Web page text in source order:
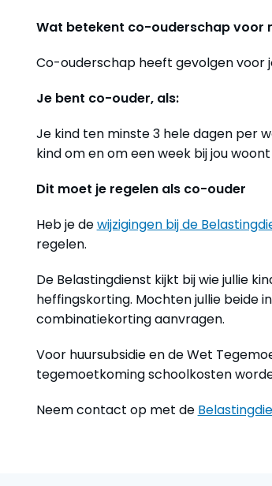
Wat betekent co-ouderschap voor
Co-ouderschap heeft gevolgen voor
Je bent co-ouder, als:
Je kind ten minste 3 hele dagen per
kind om en om een week bij jou
Dit moet je regelen als co-ouder
Heb je dewijzigingen bij de
regelen.
De Belastingdienst kijkt bij wie jullie
heffingskorting. Mochten jullie beide
combinatiekorting aanvragen.
Voor huursubsidie en de Wet
tegemoetkoming schoolkosten
Neem contact op met de